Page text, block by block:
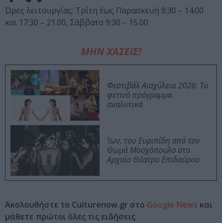
Ώρες λειτουργίας: Τρίτη έως Παρασκευή 9:30 – 14.00
και 17:30 – 21.00, Σάββατο 9:30 – 15.00
ΜΗΝ ΧΑΣΕΙΣ!
Φεστιβάλ Αισχύλεια 2026: Το
φετινό πρόγραμμα
αναλυτικά
Ίων, του Ευριπίδη από τον
Θωμά Μοσχόπουλο στο
Αρχαίο Θέατρο Επιδαύρου
Ακολουθήστε το Culturenow.gr στο Google News και
μάθετε πρώτοι όλες τις ειδήσεις